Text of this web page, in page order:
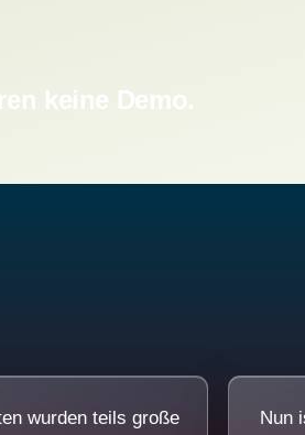
keine Demo.
wurden teils große
Nun